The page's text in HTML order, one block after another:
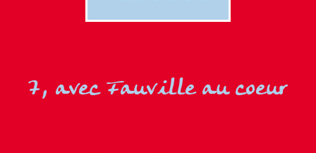
7, avec Fauville au coeur